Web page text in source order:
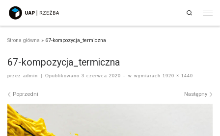
Przejdź do treści
Search
Strona główna » 67-kompozycja_termiczna
67-kompozycja_termiczna
przez admin Opublikowano 3 czerwca 2020 - w wymiarach 1920 × 1440
Nawigacja po obrazach
Poprzedni Następny